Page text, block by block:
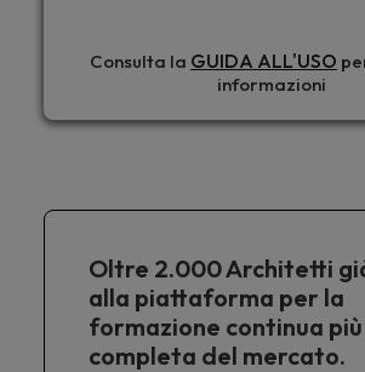
Consulta la GUIDA ALL'USO
informazioni
Oltre 2.000 Architetti
alla piattaforma per la
formazione continua più
completa del mercato.